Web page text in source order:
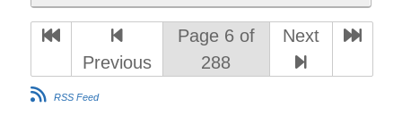
Previous
Page 6 of
288
Next
RSS Feed